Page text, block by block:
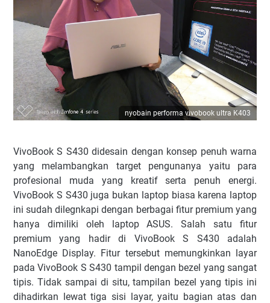
nyobain performa vivobook ultra K403
VivoBook S S430 didesain dengan konsep penuh warna
yang melambangkan target pengunanya yaitu para
profesional muda yang kreatif serta penuh energi.
VivoBook S S430 juga bukan laptop biasa karena laptop
ini sudah dilegnkapi dengan berbagai fitur premium yang
hanya dimiliki oleh laptop ASUS. Salah satu fitur
premium yang hadir di VivoBook S S430 adalah
NanoEdge Display. Fitur tersebut memungkinkan layar
pada VivoBook S S430 tampil dengan bezel yang sangat
tipis. Tidak sampai di situ, tampilan bezel yang tipis ini
dihadirkan lewat tiga sisi layar, yaitu bagian atas dan